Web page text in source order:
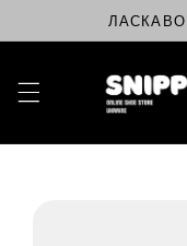
вмісту
ЛАСКАВО